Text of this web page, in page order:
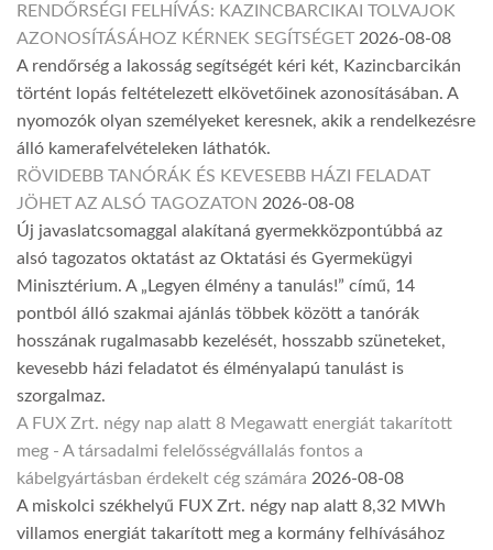
RENDŐRSÉGI FELHÍVÁS: KAZINCBARCIKAI TOLVAJOK
AZONOSÍTÁSÁHOZ KÉRNEK SEGÍTSÉGET 2026-08-08
A rendőrség a lakosság segítségét kéri két, Kazincbarcikán
történt lopás feltételezett elkövetőinek azonosításában. A
nyomozók olyan személyeket keresnek, akik a rendelkezésre
álló kamerafelvételeken láthatók.
RÖVIDEBB TANÓRÁK ÉS KEVESEBB HÁZI FELADAT
JÖHET AZ ALSÓ TAGOZATON 2026-08-08
Új javaslatcsomaggal alakítaná gyermekközpontúbbá az
alsó tagozatos oktatást az Oktatási és Gyermekügyi
Minisztérium. A „Legyen élmény a tanulás!” című, 14
pontból álló szakmai ajánlás többek között a tanórák
hosszának rugalmasabb kezelését, hosszabb szüneteket,
kevesebb házi feladatot és élményalapú tanulást is
szorgalmaz.
A FUX Zrt. négy nap alatt 8 Megawatt energiát takarított
meg - A társadalmi felelősségvállalás fontos a
kábelgyártásban érdekelt cég számára 2026-08-08
A miskolci székhelyű FUX Zrt. négy nap alatt 8,32 MWh
villamos energiát takarított meg a kormány felhívásához